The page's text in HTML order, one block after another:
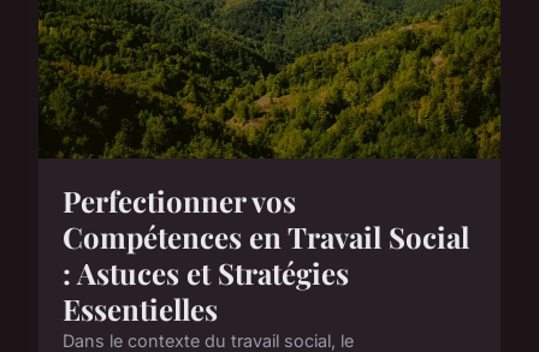
Perfectionner vos
Compétences en Travail Social
: Astuces et Stratégies
Essentielles
Dans le contexte du travail social, le